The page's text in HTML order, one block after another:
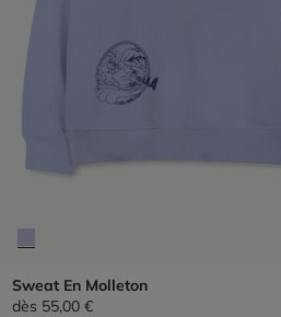
Sweat En Molleton
dès 55,00 €